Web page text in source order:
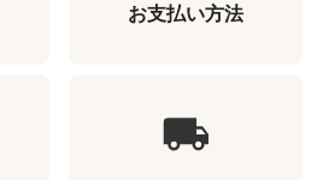
お支払い方法